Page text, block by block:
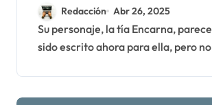
personaje que
vivido
Redacción Abr 26, 2025
Su personaje, la tía Encarna, parecería haber
sido escrito ahora para ella, pero